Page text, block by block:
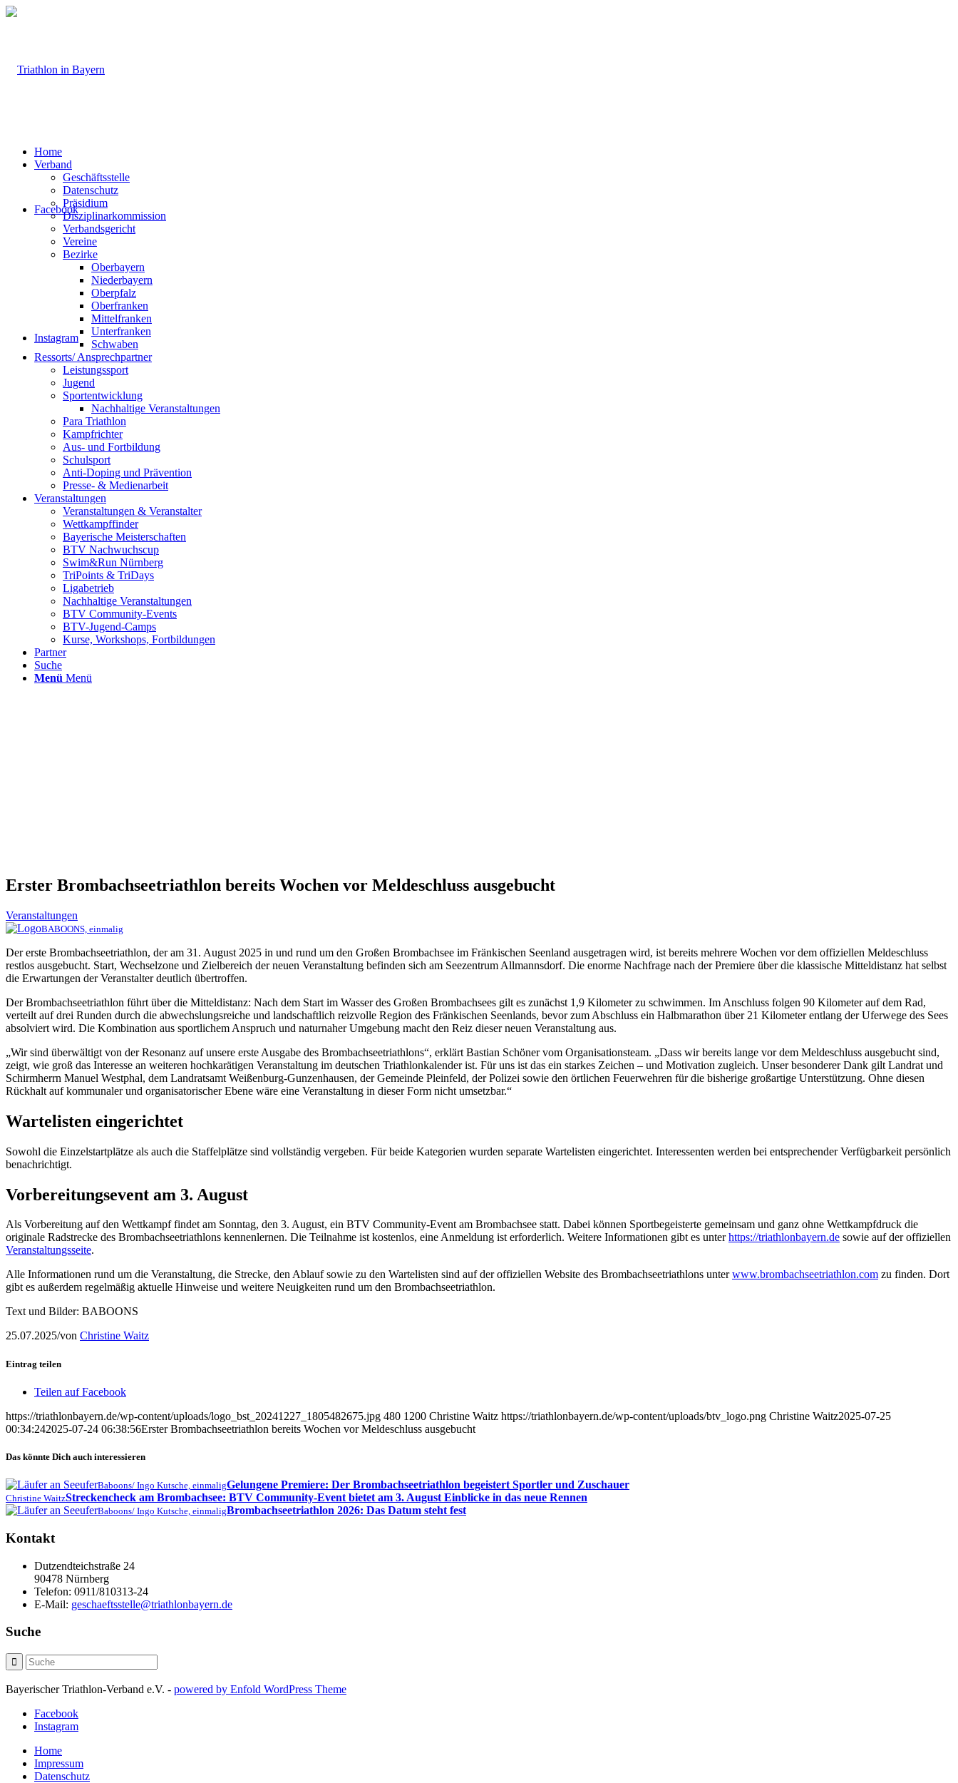
Facebook
Instagram
Home
Verband
Geschäftsstelle
Datenschutz
Präsidium
Disziplinarkommission
Verbandsgericht
Vereine
Bezirke
Oberbayern
Niederbayern
Oberpfalz
Oberfranken
Mittelfranken
Unterfranken
Schwaben
Ressorts/ Ansprechpartner
Leistungssport
Jugend
Sportentwicklung
Nachhaltige Veranstaltungen
Para Triathlon
Kampfrichter
Aus- und Fortbildung
Schulsport
Anti-Doping und Prävention
Presse- & Medienarbeit
Veranstaltungen
Veranstaltungen & Veranstalter
Wettkampffinder
Bayerische Meisterschaften
BTV Nachwuchscup
Swim&Run Nürnberg
TriPoints & TriDays
Ligabetrieb
Nachhaltige Veranstaltungen
BTV Community-Events
BTV-Jugend-Camps
Kurse, Workshops, Fortbildungen
Partner
Suche
Menü Menü
Erster Brombachseetriathlon bereits Wochen vor Meldeschluss ausgebucht
Veranstaltungen
BABOONS, einmalig
Der erste Brombachseetriathlon, der am 31. August 2025 in und rund um den Großen Brombachsee im Fränkischen Seenland ausgetragen wird, ist bereits mehrere Wochen vor dem offiziellen Meldeschluss
restlos ausgebucht. Start, Wechselzone und Zielbereich der neuen Veranstaltung befinden sich am Seezentrum Allmannsdorf. Die enorme Nachfrage nach der Premiere über die klassische Mitteldistanz hat selbst
die Erwartungen der Veranstalter deutlich übertroffen.
Der Brombachseetriathlon führt über die Mitteldistanz: Nach dem Start im Wasser des Großen Brombachsees gilt es zunächst 1,9 Kilometer zu schwimmen. Im Anschluss folgen 90 Kilometer auf dem Rad,
verteilt auf drei Runden durch die abwechslungsreiche und landschaftlich reizvolle Region des Fränkischen Seenlands, bevor zum Abschluss ein Halbmarathon über 21 Kilometer entlang der Uferwege des Sees
absolviert wird. Die Kombination aus sportlichem Anspruch und naturnaher Umgebung macht den Reiz dieser neuen Veranstaltung aus.
„Wir sind überwältigt von der Resonanz auf unsere erste Ausgabe des Brombachseetriathlons“, erklärt Bastian Schöner vom Organisationsteam. „Dass wir bereits lange vor dem Meldeschluss ausgebucht sind,
zeigt, wie groß das Interesse an weiteren hochkarätigen Veranstaltung im deutschen Triathlonkalender ist. Für uns ist das ein starkes Zeichen – und Motivation zugleich. Unser besonderer Dank gilt Landrat und
Schirmherrn Manuel Westphal, dem Landratsamt Weißenburg-Gunzenhausen, der Gemeinde Pleinfeld, der Polizei sowie den örtlichen Feuerwehren für die bisherige großartige Unterstützung. Ohne diesen
Rückhalt auf kommunaler und organisatorischer Ebene wäre eine Veranstaltung in dieser Form nicht umsetzbar.“
Wartelisten eingerichtet
Sowohl die Einzelstartplätze als auch die Staffelplätze sind vollständig vergeben. Für beide Kategorien wurden separate Wartelisten eingerichtet. Interessenten werden bei entsprechender Verfügbarkeit persönlich
benachrichtigt.
Vorbereitungsevent am 3. August
Als Vorbereitung auf den Wettkampf findet am Sonntag, den 3. August, ein BTV Community-Event am Brombachsee statt. Dabei können Sportbegeisterte gemeinsam und ganz ohne Wettkampfdruck die
originale Radstrecke des Brombachseetriathlons kennenlernen. Die Teilnahme ist kostenlos, eine Anmeldung ist erforderlich. Weitere Informationen gibt es unterhttps://triathlonbayern.de sowie auf der offiziellen
Veranstaltungsseite.
Alle Informationen rund um die Veranstaltung, die Strecke, den Ablauf sowie zu den Wartelisten sind auf der offiziellen Website des Brombachseetriathlons unterwww.brombachseetriathlon.com zu finden. Dort
gibt es außerdem regelmäßig aktuelle Hinweise und weitere Neuigkeiten rund um den Brombachseetriathlon.
Text und Bilder: BABOONS
25.07.2025/von Christine Waitz
Eintrag teilen
Teilen auf Facebook
https://triathlonbayern.de/wp-content/uploads/logo_bst_20241227_1805482675.jpg 480 1200 Christine Waitz https://triathlonbayern.de/wp-content/uploads/btv_logo.png Christine Waitz2025-07-25
00:34:242025-07-24 06:38:56Erster Brombachseetriathlon bereits Wochen vor Meldeschluss ausgebucht
Das könnte Dich auch interessieren
Baboons/ Ingo Kutsche, einmaligGelungene Premiere: Der Brombachseetriathlon begeistert Sportler und Zuschauer
Christine WaitzStreckencheck am Brombachsee: BTV Community-Event bietet am 3. August Einblicke in das neue Rennen
Baboons/ Ingo Kutsche, einmaligBrombachseetriathlon 2026: Das Datum steht fest
Kontakt
Dutzendteichstraße 24
90478 Nürnberg
Telefon: 0911/810313-24
E-Mail: geschaeftsstelle@triathlonbayern.de
Suche
Bayerischer Triathlon-Verband e.V. - powered by Enfold WordPress Theme
Facebook
Instagram
Home
Impressum
Datenschutz